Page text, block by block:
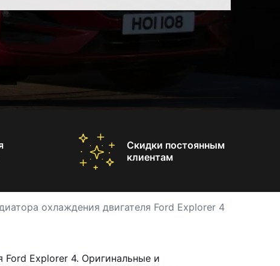
Скидки постоянным
клиентам
охлаждения двигателя Ford Explorer 4
Ford Explorer 4. Оригинальные и